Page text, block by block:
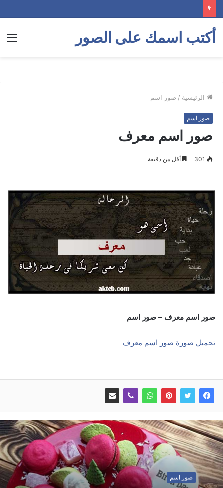
أكتب اسمك على الصور
الرئيسية / صور اسم
صور اسم
صور اسم معرف
301 أقل من دقيقة
صور اسم معرف – صور اسم
تحميل صورة صور اسم معرف
صور اسم